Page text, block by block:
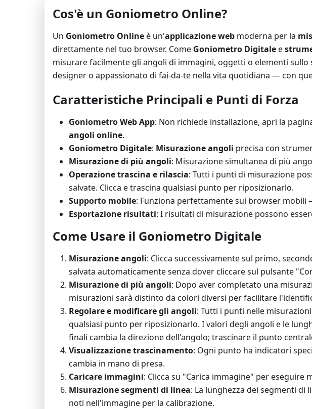
Cos'è un Goniometro Online?
Un Goniometro Onlineè un'applicazione web moderna per la
direttamente nel tuo browser. Come Goniometro Digitalee
misurare facilmente gli angoli di immagini, oggetti o elementi
designer o appassionato di fai-da-te nella vita quotidiana — con
Caratteristiche Principali e Punti di Forza
Goniometro Web App: Non richiede installazione, apri la
angoli online.
Goniometro Digitale: Misurazione angoli precisa con
Misurazione di più angoli: Misurazione simultanea di più
Operazione trascina e rilascia: Tutti i punti di misurazione
salvate. Clicca e trascina qualsiasi punto per riposizionarlo.
Supporto mobile: Funziona perfettamente sui browser
Esportazione risultati: I risultati di misurazione possono
Come Usare il Goniometro Digitale
Misurazione angoli: Clicca successivamente sul primo,
salvata automaticamente senza dover cliccare sul pulsante
Misurazione di più angoli: Dopo aver completato una
misurazioni sarà distinto da colori diversi per facilitare
Regolare e modificare gli angoli: Tutti i punti nelle
qualsiasi punto per riposizionarlo. I valori degli angoli e le
finali cambia la direzione dell'angolo; trascinare il punto
Visualizzazione trascinamento: Ogni punto ha indicatori
cambia in mano di presa.
Caricare immagini: Clicca su "Carica immagine" per
Misurazione segmenti di linea: La lunghezza dei segmenti di
noti nell'immagine per la calibrazione.